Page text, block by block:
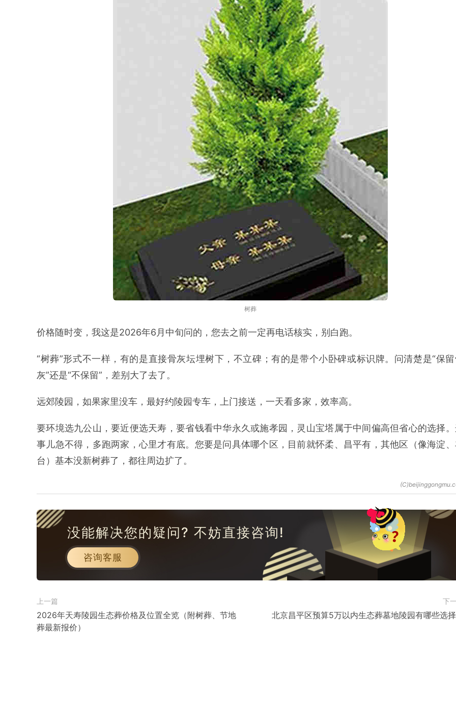
树葬
价格随时变，我这是2026年6月中旬问的，您去之前一定再电话核实，别白跑。
“树葬”形式不一样，有的是直接骨灰坛埋树下，不立碑；有的是带个小卧碑或标识牌。问清楚是“保
灰”还是“不保留”，差别大了去了。
远郊陵园，如果家里没车，最好约陵园专车，上门接送，一天看多家，效率高。
要环境选九公山，要近便选天寿，要省钱看中华永久或施孝园，灵山宝塔属于中间偏高但省心的选择
事儿急不得，多跑两家，心里才有底。您要是问具体哪个区，目前就怀柔、昌平有，其他区（像海淀
台）基本没新树葬了，都往周边扩了。
没能解决您的疑问? 不妨直接咨询!
咨询客服
上一篇
2026年天寿陵园生态葬价格及位置全览（附树葬、节地
葬最新报价）
下
北京昌平区预算5万以内生态葬墓地陵园有哪些选